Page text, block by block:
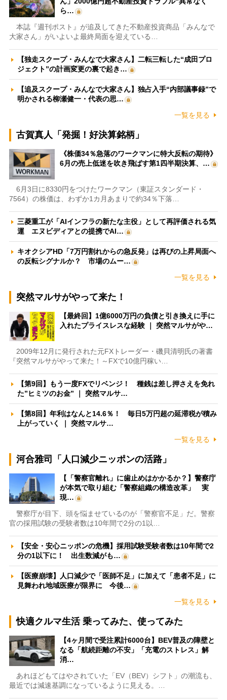
ら…
本誌『週刊ポスト』が追及してきた不動産投資商品「みんなで
大家さん」がいよいよ最終局面を迎えている…
【独走スクープ・みんなで大家さん】二転三転した“成田プロ
ジェクト”の計画変更の裏で起き…
【追及スクープ・みんなで大家さん】独占入手“内部議事録”で
明かされる柳瀬健一・代表の思…
一覧を見る
古賀真人「発掘！好決算銘柄」
《株価34％急落のワークマンに特大反転の期待》
6月の売上低迷を吹き飛ばす第1四半期決算、…
6月3日に8330円をつけたワークマン（東証スタンダード・
7564）の株価は、わずか1カ月あまりで約34％下落…
三菱重工が「AIインフラの新たな主役」として再評価される気
運 エヌビディアとの提携でAI…
キオクシアHD「7万円割れからの急反発」は再びの上昇局面へ
の反転シグナルか？ 市場のムー…
一覧を見る
突然マルサがやって来た！
【最終回】1億6000万円の負債と引き換えに手に
入れたプライスレスな経験 ｜ 突然マルサがや…
2009年12月に発行された元FXトレーダー・磯貝清明氏の著書
『突然マルサがやって来た！～FXで10億円稼い…
【第9回】もう一度FXでリベンジ！ 種銭は差し押さえを免れ
た”ヒミツのお金” ｜ 突然マルサ…
【第8回】年利はなんと14.6％！ 毎日5万円超の延滞税が積み
上がっていく ｜ 突然マルサ…
一覧を見る
河合雅司「人口減少ニッポンの活路」
【「警察官離れ」に歯止めはかかるか？】警察庁
が本気で取り組む「警察組織の構造改革」 実
現…
警察庁が目下、頭を悩ませているのが「警察官不足」だ。警察
官の採用試験の受験者数は10年間で2分の1以…
【安全・安心ニッポンの危機】採用試験受験者数は10年間で2
分の1以下に！ 出生数減がも…
【医療崩壊】人口減少で「医師不足」に加えて「患者不足」に
見舞われ地域医療が限界に 今後…
一覧を見る
快適クルマ生活 乗ってみた、使ってみた
【4ヶ月間で受注累計6000台】BEV普及の障壁と
なる「航続距離の不安」「充電のストレス」解
消…
あれほどもてはやされていた「EV（BEV）シフト」の潮流も、
最近では減速基調になっているように見える。…